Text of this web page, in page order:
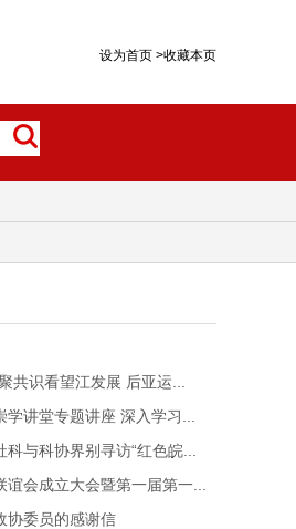
设为首页 >收藏本页
共识看望江发展 后亚运...
学讲堂专题讲座 深入学习...
与科协界别寻访“红色皖...
谊会成立大会暨第一届第一...
协委员的感谢信